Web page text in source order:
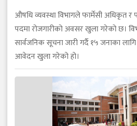
औषधि व्यवस्था विभागले फार्मेसी अधिकृत र
पदमा रोजगारीको अवसर खुला गरेको छ।
सार्वजनिक सूचना जारी गर्दै १५ जनाका
आवेदन खुला गरेको हो।